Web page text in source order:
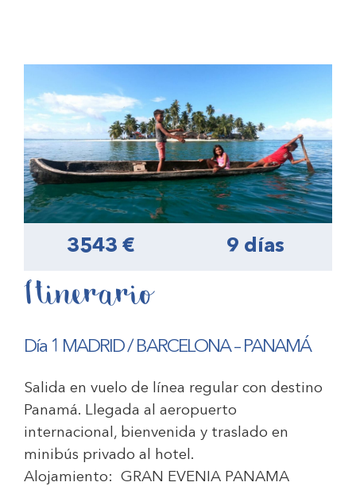
3543 € 9 días
Itinerario
Día 1 MADRID / BARCELONA – PANAMÁ
Salida en vuelo de línea regular con destino
Panamá. Llegada al aeropuerto
internacional, bienvenida y traslado en
minibús privado al hotel.
Alojamiento:
GRAN EVENIA PANAMA